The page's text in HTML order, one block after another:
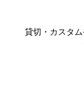
貸切・カスタ